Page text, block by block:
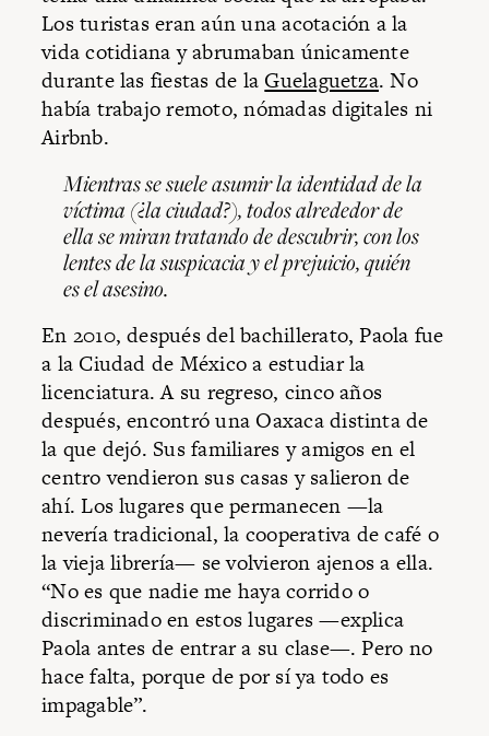
Los turistas eran aún una acotación a la
vida cotidiana y abrumaban únicamente
durante las fiestas de la Guelaguetza. No
había trabajo remoto, nómadas digitales ni
Airbnb.
Mientras se suele asumir la identidad de la
víctima (¿la ciudad?), todos alrededor de
ella se miran tratando de descubrir, con los
lentes de la suspicacia y el prejuicio, quién
es el asesino.
En 2010, después del bachillerato, Paola fue
a la Ciudad de México a estudiar la
licenciatura. A su regreso, cinco años
después, encontró una Oaxaca distinta de
la que dejó. Sus familiares y amigos en el
centro vendieron sus casas y salieron de
ahí. Los lugares que permanecen —la
nevería tradicional, la cooperativa de café o
la vieja librería— se volvieron ajenos a ella.
“No es que nadie me haya corrido o
discriminado en estos lugares —explica
Paola antes de entrar a su clase—. Pero no
hace falta, porque de por sí ya todo es
impagable”.